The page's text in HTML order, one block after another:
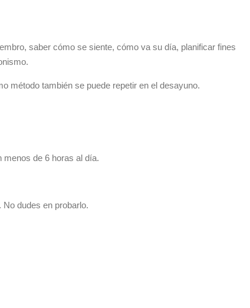
saber cómo se siente, cómo va su día, planificar fines
método también se puede repetir en el desayuno.
menos de 6 horas al día.
dudes en probarlo.